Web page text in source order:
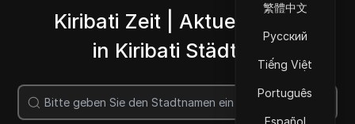
繁體中文
Русский
Tiếng Việt
Português
Español
Kiribati Zeit | Aktuelle Zeit
in Kiribati Städten
Suche